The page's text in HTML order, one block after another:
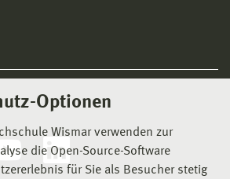
Optionen
Wismar verwenden zur
die Open-Source-Software
für Sie als Besucher stetig